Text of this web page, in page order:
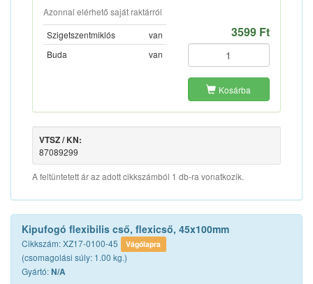
Azonnal elérhető saját raktárról
Szigetszentmiklós
van
Buda
van
3599 Ft
Kosárba
VTSZ / KN:
87089299
A feltüntetett ár az adott cikkszámból 1 db-ra vonatkozik.
Kipufogó flexibilis cső, flexicső, 45x100mm
Cikkszám: XZ17-0100-45 Vágólapra
(csomagolási súly: 1.00 kg.)
Gyártó:N/A